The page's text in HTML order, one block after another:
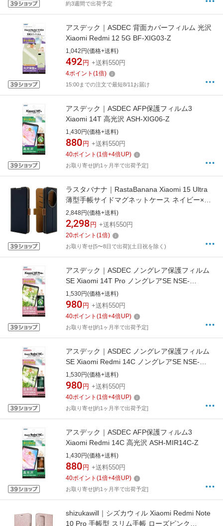
約3週間で出荷予定
アスデック｜ASDEC 背面カバーフィルム 光沢
Xiaomi Redmi 12 5G BF-XIG03-Z
1,042円(価格+送料)
492 円 +送料550円
4ポイント (1倍)
15:00までの注文で最短8/11お届け
アスデック｜ASDEC AFP保護フィルム3
Xiaomi 14T 高光沢 ASH-XIG06-Z
1,430円(価格+送料)
880 円 +送料550円
40ポイント (1倍+4倍UP)
お取り寄せ[約1ヶ月半で出荷予定]
ラスタバナナ｜RastaBanana Xiaomi 15 Ultra
薄型手帳サイドマグネットケース ネイビー×ブ
ラウン 8852XI15UBSMNVB
2,848円(価格+送料)
2,298 円 +送料550円
20ポイント (1倍)
お取り寄せ[5〜8日で出荷](土日祝を除く)
アスデック｜ASDEC ノングレア保護フィルム
SE Xiaomi 14T Pro ノングレアSE NSE-
A402XM-Z
1,530円(価格+送料)
980 円 +送料550円
40ポイント (1倍+4倍UP)
お取り寄せ[約1ヶ月半で出荷予定]
アスデック｜ASDEC ノングレア保護フィルム
SE Xiaomi Redmi 14C ノングレアSE NSE-
MIR14C-Z
1,530円(価格+送料)
980 円 +送料550円
40ポイント (1倍+4倍UP)
お取り寄せ[約1ヶ月半で出荷予定]
アスデック｜ASDEC AFP保護フィルム3
Xiaomi Redmi 14C 高光沢 ASH-MIR14C-Z
1,430円(価格+送料)
880 円 +送料550円
40ポイント (1倍+4倍UP)
お取り寄せ[約1ヶ月半で出荷予定]
shizukawill｜シズカウィル Xiaomi Redmi Note
10 Pro 手帳型 スリム手帳 ローズピンク